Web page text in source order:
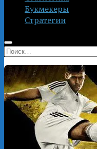
Букмекеры
Стратегии
Найти: